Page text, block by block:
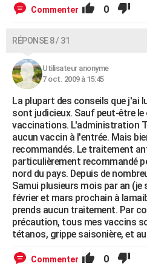
Commenter 0
RÉPONSE 8 / 31
Utilisateur anonyme
7 oct. 2009 à 15:45
La plupart des conseils que j'ai
sont judicieux. Sauf peut-être
vaccinations. L'administration
aucun vaccin à l'entrée. Mais
recommandés. Le traitement
particulièrement recommandé
nord du pays. Depuis de
Samui plusieurs mois par an (je
février et mars prochain à
prends aucun traitement. Par
précaution, tous mes vaccins
tétanos, grippe saisonière, et
Commenter 0